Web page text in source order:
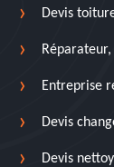
Devis
Entreprise
Devis
Devis